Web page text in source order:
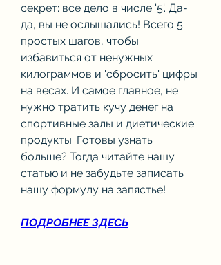
секрет: все дело в числе '5'. Да-
да, вы не ослышались! Всего 5
простых шагов, чтобы
избавиться от ненужных
килограммов и 'сбросить' цифры
на весах. И самое главное, не
нужно тратить кучу денег на
спортивные залы и диетические
продукты. Готовы узнать
больше? Тогда читайте нашу
статью и не забудьте записать
нашу формулу на запястье!
ПОДРОБНЕЕ ЗДЕСЬ